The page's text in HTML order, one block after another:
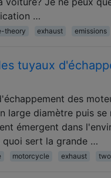
…
theory exhaust emissions
tuyaux
des
large diamètre puis
émergent dans
quoi sert la grande …
motorcycle exhaust